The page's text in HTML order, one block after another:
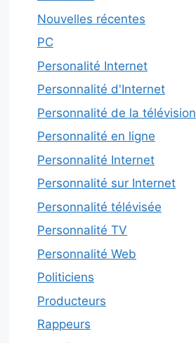
Nouvelles récentes
PC
Personalité Internet
Personnalité d'Internet
Personnalité de la télévision
Personnalité en ligne
Personnalité Internet
Personnalité sur Internet
Personnalité télévisée
Personnalité TV
Personnalité Web
Politiciens
Producteurs
Rappeurs